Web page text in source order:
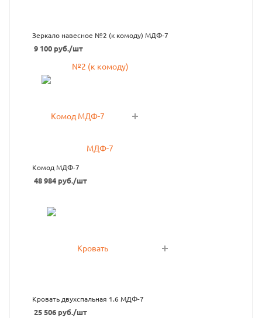
Зеркало навесное №2 (к комоду) МДФ-7
9 100руб./шт
Комод МДФ-7
48 984руб./шт
Кровать двухспальная 1.6 МДФ-7
25 506руб./шт